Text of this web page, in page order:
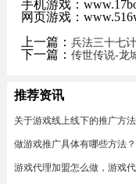
手机游戏：
网页游戏：
上一篇： 兵法三十七
下一篇： 传世传说-龙
推荐资讯
关于游戏线上线下的推广方
做游戏推广具体有哪些方法